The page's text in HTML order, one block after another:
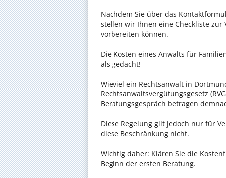
Nachdem Sie über das
stellen wir Ihnen eine Checkliste zur
vorbereiten können.
Die Kosten eines Anwalts für
als gedacht!
Wieviel ein Rechtsanwalt in
Rechtsanwaltsvergütungsgesetz
Beratungsgespräch betragen
Diese Regelung gilt jedoch nur für
diese Beschränkung nicht.
Wichtig daher: Klären Sie die
Beginn der ersten Beratung.